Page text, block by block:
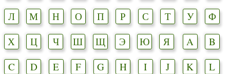
Л
М Н О П Р С Т У
Ф
Х
Ц Ч Ш Щ Э Ю Я A
B
C
D E F G H I J K
L